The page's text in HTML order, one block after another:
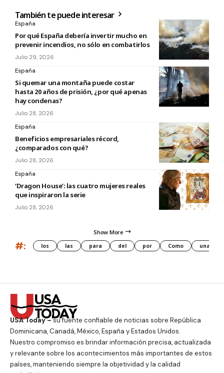
También te puede interesar
España
Por qué España debería invertir mucho en
prevenir incendios, no sólo en combatirlos
Julio 29, 2026
España
Si quemar una montaña puede costar
hasta 20 años de prisión, ¿por qué apenas
hay condenas?
Julio 28, 2026
España
Beneficios empresariales récord,
¿comparados con qué?
Julio 28, 2026
España
‘Dragon House’: las cuatro mujeres reales
que inspiraron la serie
Julio 28, 2026
Show More
#: los las para del por Como una
USA Today –su fuente confiable de noticias sobre República
Dominicana, Canadá, México, España y Estados Unidos.
Nuestro compromiso es brindar información precisa, actualizada
y relevante sobre los acontecimientos más importantes de estos
países, manteniendo siempre la objetividad y la calidad